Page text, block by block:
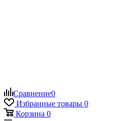
Сравнение0
Избранные товары 0
Корзина 0